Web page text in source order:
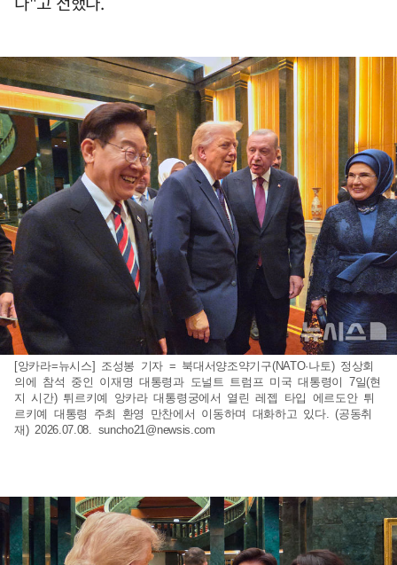
[앙카라=뉴시스] 조성봉 기자 = 북대서양조약기구(NATO·나토) 정상회
의에 참석 중인 이재명 대통령과 도널트 트럼프 미국 대통령이 7일(현
지 시간) 튀르키예 앙카라 대통령궁에서 열린 레젭 타입 에르도안 튀
르키예 대통령 주최 환영 만찬에서 이동하며 대화하고 있다. (공동취
재) 2026.07.08. suncho21@newsis.com